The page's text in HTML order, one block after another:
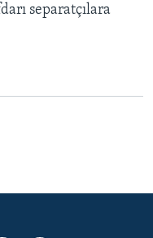
separatçılara